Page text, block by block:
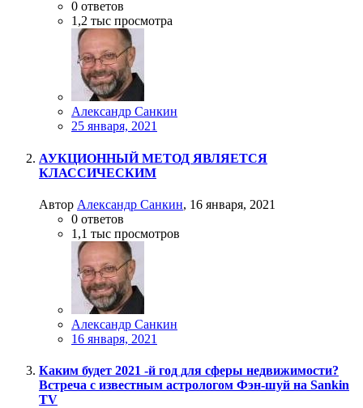
0 ответов
1,2 тыс просмотра
Александр Санкин
25 января, 2021
АУКЦИОННЫЙ МЕТОД ЯВЛЯЕТСЯ
КЛАССИЧЕСКИМ
Автор Александр Санкин, 16 января, 2021
0 ответов
1,1 тыс просмотров
Александр Санкин
16 января, 2021
Каким будет 2021 -й год для сферы недвижимости?
Встреча с известным астрологом Фэн-шуй на Sankin
TV